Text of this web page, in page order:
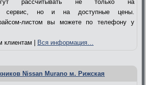
рассчитывать не только на
сервис, но и на доступные цены.
листом вы можете по телефону у
клиентам | Вся информация…
Nissan Murano м. Рижская